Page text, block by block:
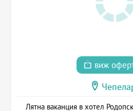
виж
Лятна ваканция в хотел